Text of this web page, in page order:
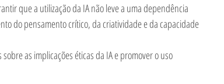
que a utilização da IA não leve a uma dependência
do pensamento crítico, da criatividade e da capacidade
as implicações éticas da IA e promover o uso